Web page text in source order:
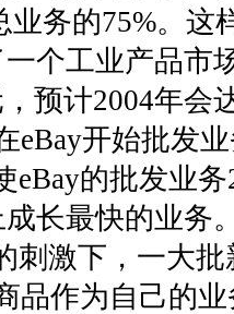
务的75%。这
个工业产品市
预计2004年会
eBay开始批发
eBay的批发业
长最快的业务
刺激下，一大
品作为自己的